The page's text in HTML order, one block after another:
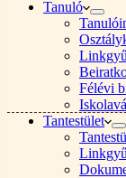
Tanuló
Félévi
Tantestület